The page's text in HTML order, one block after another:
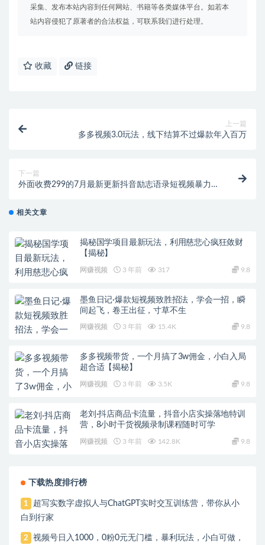
采集、发布本站内容到任何网站、书籍等各类媒体平台。如若本
站内容侵犯了原著者的合法权益，可联系我们进行处理。
收藏 链接
上一篇
多多视频3.0玩法，线下结算不过爆款年入百万
下一篇
外面收费299的7月最新更新抖音励志语录短视频暴力涨
相关文章
揭秘国学项目最新玩法，利用慈悲心疯狂敛财
【揭秘】
网赚视频 3 年前 317 9.8
墨鱼日记·爆款短视频致胜招法，学会一招，瞬
间起飞，卷王出征，寸草不生
网赚视频 3 年前 15.4K 9.8
多多视频带货，一个月搞了3w佣金，小白入局
超合适【揭秘】
网赚视频 3 年前 3.5K 9.8
老刘·抖店商品卡流量，​抖音小店实操落地特训
营，8小时干货视频录制课程随时可学
网赚视频 3 年前 142.8K 9.8
下载热度排行榜
1
超写实数字虚拟人与ChatGPT实时交互训练营，带你从小
白到行家
2
视频号日入1000，0粉0元无门槛，暴利玩法，小白可做，